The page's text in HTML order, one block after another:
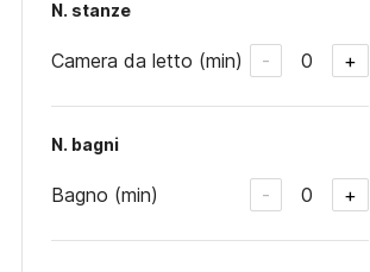
N. stanze
Camera da letto (min) - 0 +
N. bagni
Bagno (min) - 0 +